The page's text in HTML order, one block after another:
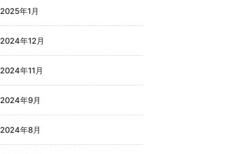
2025年1月
2024年12月
2024年11月
2024年9月
2024年8月